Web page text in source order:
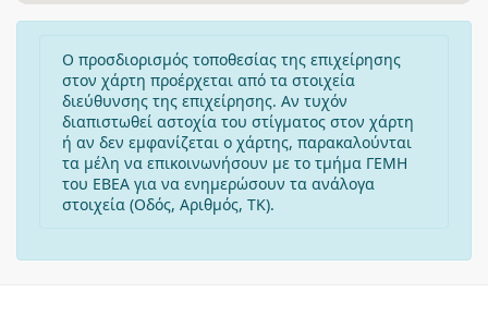
Ο προσδιορισμός τοποθεσίας της επιχείρησης
στον χάρτη προέρχεται από τα στοιχεία
διεύθυνσης της επιχείρησης. Αν τυχόν
διαπιστωθεί αστοχία του στίγματος στον χάρτη
ή αν δεν εμφανίζεται ο χάρτης, παρακαλούνται
τα μέλη να επικοινωνήσουν με το τμήμα ΓΕΜΗ
του ΕΒΕΑ για να ενημερώσουν τα ανάλογα
στοιχεία (Οδός, Αριθμός, ΤΚ).